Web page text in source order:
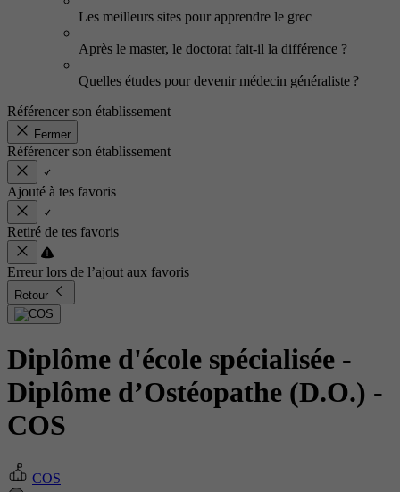
Les meilleurs sites pour apprendre le grec
Après le master, le doctorat fait-il la différence ?
Quelles études pour devenir médecin généraliste ?
Référencer son établissement
Fermer
Référencer son établissement
Ajouté à tes favoris
Retiré de tes favoris
Erreur lors de l’ajout aux favoris
Retour
Diplôme d'école spécialisée -
Diplôme d’Ostéopathe (D.O.) -
COS
COS